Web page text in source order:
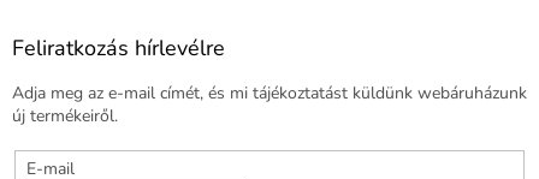
Feliratkozás hírlevélre
Adja meg az e-mail címét, és mi tájékoztatást küldünk webáruházunk
új termékeiről.
E-mail